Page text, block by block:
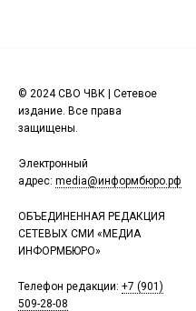
© 2024 СВО ЧВК | Сетевое
издание. Все права
защищены.
Электронный
адрес: media@информбюро.рф
ОБЪЕДИНЕННАЯ РЕДАКЦИЯ
СЕТЕВЫХ СМИ «МЕДИА
ИНФОРМБЮРО»
Телефон редакции: +7 (901)
509-28-08